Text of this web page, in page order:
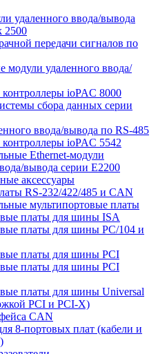
удаленного ввода/вывода
2500
передачи сигналов по
модули удаленного ввода/
ioPAC 8000
сбора данных серии
ввода/вывода по RS-485
ioPAC 5542
Ethernet-модули
вывода серии E2200
аксессуары
RS-232/422/485 и CAN
мультипортовые платы
платы для шины ISA
платы для шины PC/104 и
платы для шины PCI
платы для шины PCI
платы для шины Universal
PCI и PCI-X)
CAN
8-портовых плат (кабели и